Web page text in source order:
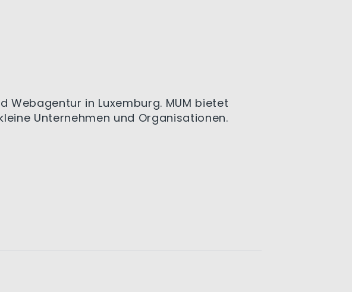
Webagentur in Luxemburg. MUM bietet
Unternehmen und Organisationen.